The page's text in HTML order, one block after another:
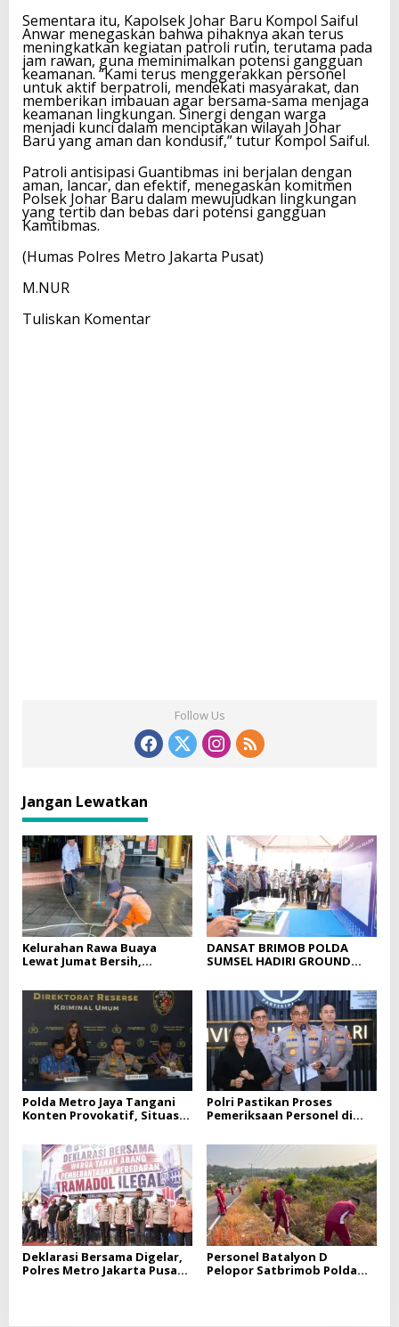
Sementara itu, Kapolsek Johar Baru Kompol Saiful
Anwar menegaskan bahwa pihaknya akan terus
meningkatkan kegiatan patroli rutin, terutama pada
jam rawan, guna meminimalkan potensi gangguan
keamanan. “Kami terus menggerakkan personel
untuk aktif berpatroli, mendekati masyarakat, dan
memberikan imbauan agar bersama-sama menjaga
keamanan lingkungan. Sinergi dengan warga
menjadi kunci dalam menciptakan wilayah Johar
Baru yang aman dan kondusif,” tutur Kompol Saiful.
Patroli antisipasi Guantibmas ini berjalan dengan
aman, lancar, dan efektif, menegaskan komitmen
Polsek Johar Baru dalam mewujudkan lingkungan
yang tertib dan bebas dari potensi gangguan
Kamtibmas.
(Humas Polres Metro Jakarta Pusat)
M.NUR
Tuliskan Komentar
Follow Us
Jangan Lewatkan
Kelurahan Rawa Buaya
Lewat Jumat Bersih,
Saddhapala Di RW.07
DANSAT BRIMOB POLDA
SUMSEL HADIRI GROUND
PELAYANAN BPKB
PROTOTYPE DITLANTAS
POLDA SUMSEL
Polda Metro Jaya Tangani
Konten Provokatif, Situasi
Polri Pastikan Proses
Pemeriksaan Personel di
Profesional dan Transparan
Deklarasi Bersama Digelar,
Polres Metro Jakarta Pusat
Personel Batalyon D
Pelopor Satbrimob Polda